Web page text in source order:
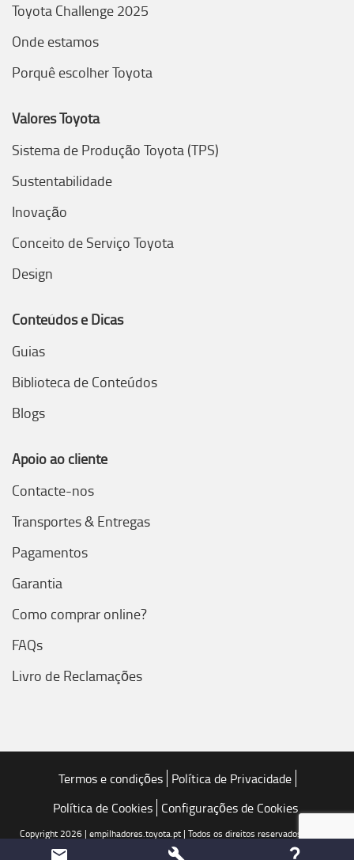
Toyota Challenge 2025
Onde estamos
Porquê escolher Toyota
Valores Toyota
Sistema de Produção Toyota (TPS)
Sustentabilidade
Inovação
Conceito de Serviço Toyota
Design
Conteúdos e Dicas
Guias
Biblioteca de Conteúdos
Blogs
Apoio ao cliente
Contacte-nos
Transportes & Entregas
Pagamentos
Garantia
Como comprar online?
FAQs
Livro de Reclamações
Termos e condições Política de Privacidade
Política de Cookies Configurações de Cookies
Copyright 2026 | empilhadores.toyota.pt | Todos os direitos reservados | Toyota
Caetano Portugal, SA